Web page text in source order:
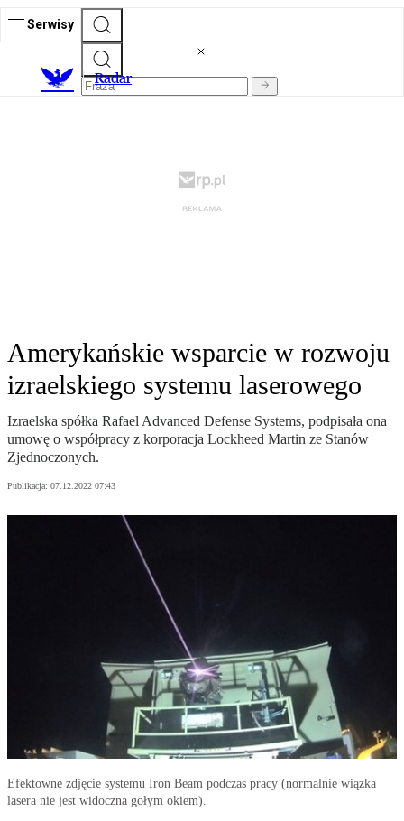
Serwisy
Radar
Amerykańskie wsparcie w rozwoju
izraelskiego systemu laserowego
Izraelska spółka Rafael Advanced Defense Systems, podpisała ona
umowę o współpracy z korporacja Lockheed Martin ze Stanów
Zjednoczonych.
Publikacja: 07.12.2022 07:43
Efektowne zdjęcie systemu Iron Beam podczas pracy (normalnie wiązka
lasera nie jest widoczna gołym okiem).